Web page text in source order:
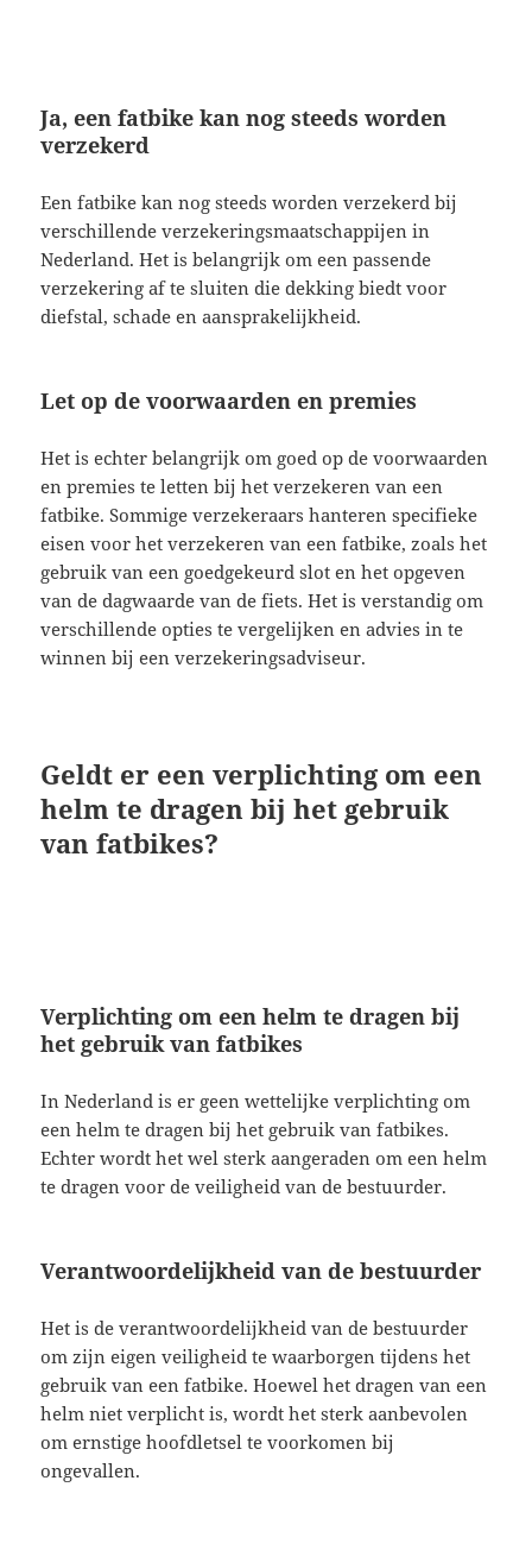
Ja, een fatbike kan nog steeds worden
verzekerd
Een fatbike kan nog steeds worden verzekerd bij
verschillende verzekeringsmaatschappijen in
Nederland. Het is belangrijk om een passende
verzekering af te sluiten die dekking biedt voor
diefstal, schade en aansprakelijkheid.
Let op de voorwaarden en premies
Het is echter belangrijk om goed op de voorwaarden
en premies te letten bij het verzekeren van een
fatbike. Sommige verzekeraars hanteren specifieke
eisen voor het verzekeren van een fatbike, zoals het
gebruik van een goedgekeurd slot en het opgeven
van de dagwaarde van de fiets. Het is verstandig om
verschillende opties te vergelijken en advies in te
winnen bij een verzekeringsadviseur.
Geldt er een verplichting om een
helm te dragen bij het gebruik
van fatbikes?
Verplichting om een helm te dragen bij
het gebruik van fatbikes
In Nederland is er geen wettelijke verplichting om
een helm te dragen bij het gebruik van fatbikes.
Echter wordt het wel sterk aangeraden om een helm
te dragen voor de veiligheid van de bestuurder.
Verantwoordelijkheid van de bestuurder
Het is de verantwoordelijkheid van de bestuurder
om zijn eigen veiligheid te waarborgen tijdens het
gebruik van een fatbike. Hoewel het dragen van een
helm niet verplicht is, wordt het sterk aanbevolen
om ernstige hoofdletsel te voorkomen bij
ongevallen.